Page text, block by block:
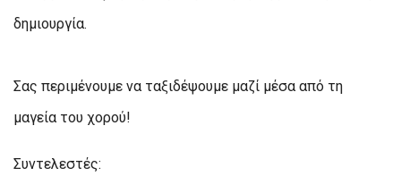
δημιουργία.
Σας περιμένουμε να ταξιδέψουμε μαζί μέσα από τη
μαγεία του χορού!
Συντελεστές: